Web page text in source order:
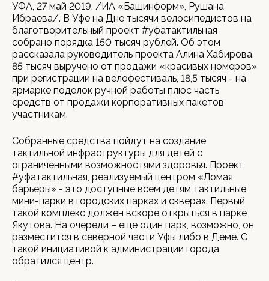
УФА, 27 май 2019. /ИА «Башинформ», Рушана
Ибраева/. В Уфе на Дне тысячи велосипедистов на
благотворительный проект #уфатактильная
собрано порядка 150 тысяч рублей. Об этом
рассказала руководитель проекта Алина Хабирова.
85 тысяч выручено от продажи «красивых номеров»
при регистрации на велофестиваль, 18,5 тысяч - на
ярмарке поделок ручной работы плюс часть
средств от продажи корпоративных пакетов
участникам.
Собранные средства пойдут на создание
тактильной инфраструктуры для детей с
ограниченными возможностями здоровья. Проект
#уфатактильная, реализуемый центром «Ломая
барьеры» - это доступные всем детям тактильные
мини-парки в городских парках и скверах. Первый
такой комплекс должен вскоре открыться в парке
Якутова. На очереди – еще один парк, возможно, он
разместится в северной части Уфы либо в Деме. С
такой инициативой к администрации города
обратился центр.